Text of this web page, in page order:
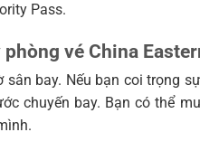
Pass.
vé China
bay. Nếu bạn coi trọng
chuyến bay. Bạn có thể